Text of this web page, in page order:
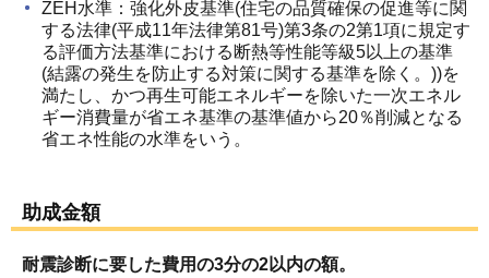
ZEH水準：強化外皮基準(住宅の品質確保の促進等に関
する法律(平成11年法律第81号)第3条の2第1項に規定す
る評価方法基準における断熱等性能等級5以上の基準
(結露の発生を防止する対策に関する基準を除く。))を
満たし、かつ再生可能エネルギーを除いた一次エネル
ギー消費量が省エネ基準の基準値から20％削減となる
省エネ性能の水準をいう。
助成金額
耐震診断に要した費用の3分の2以内の額。